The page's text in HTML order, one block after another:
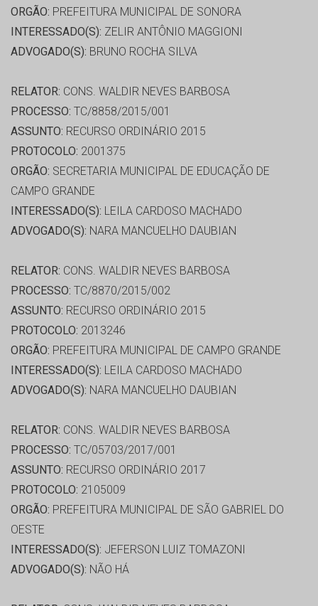
ORGÃO: PREFEITURA MUNICIPAL DE SONORA
INTERESSADO(S): ZELIR ANTÔNIO MAGGIONI
ADVOGADO(S): BRUNO ROCHA SILVA
RELATOR: CONS. WALDIR NEVES BARBOSA
PROCESSO: TC/8858/2015/001
ASSUNTO: RECURSO ORDINÁRIO 2015
PROTOCOLO: 2001375
ORGÃO: SECRETARIA MUNICIPAL DE EDUCAÇÃO DE
CAMPO GRANDE
INTERESSADO(S): LEILA CARDOSO MACHADO
ADVOGADO(S): NARA MANCUELHO DAUBIAN
RELATOR: CONS. WALDIR NEVES BARBOSA
PROCESSO: TC/8870/2015/002
ASSUNTO: RECURSO ORDINÁRIO 2015
PROTOCOLO: 2013246
ORGÃO: PREFEITURA MUNICIPAL DE CAMPO GRANDE
INTERESSADO(S): LEILA CARDOSO MACHADO
ADVOGADO(S): NARA MANCUELHO DAUBIAN
RELATOR: CONS. WALDIR NEVES BARBOSA
PROCESSO: TC/05703/2017/001
ASSUNTO: RECURSO ORDINÁRIO 2017
PROTOCOLO: 2105009
ORGÃO: PREFEITURA MUNICIPAL DE SÃO GABRIEL DO
OESTE
INTERESSADO(S): JEFERSON LUIZ TOMAZONI
ADVOGADO(S): NÃO HÁ